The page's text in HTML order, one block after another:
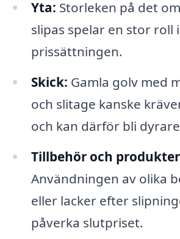
Yta: Storleken på det
slipas spelar en stor roll i
prissättningen.
Skick: Gamla golv med
och slitage kanske
och kan därför bli
Tillbehör och
Användningen av olika
eller lacker efter
påverka slutpriset.